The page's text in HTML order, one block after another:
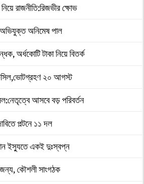
রাজনীতি:রিজভীর ক্ষোভ
অনিমেষ পাল
অর্ধকোটি টাকা নিয়ে বিতর্ক
২০ আগস্ট
আসবে বড় পরিবর্তন
পল্টনে ১১ দল
ইস্যুতে একই দুঃস্বপ্ন
কৌশলী সাংগঠক